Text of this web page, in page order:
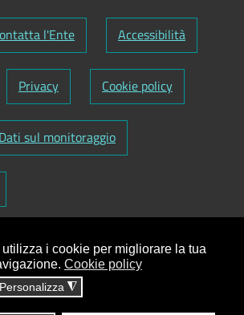
i cookie per migliorare la tua
Cookie policy
Personalizza ◮
l'Ente Accessibilità
Privacy Cookie policy
Dati sul monitoraggio
-Partita IVA:
Codice Fatturazione elettronica: